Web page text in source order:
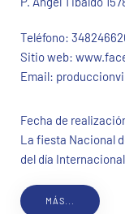
Teléfono:
Sitio web:
Email:
Fecha de
La fiesta Nacional
del día
MÁS...